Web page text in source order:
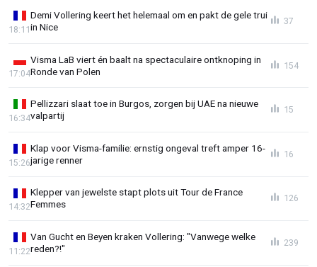
Demi Vollering keert het helemaal om en pakt de gele trui
in Nice
18:11
37
Visma LaB viert én baalt na spectaculaire ontknoping in
Ronde van Polen
17:04
154
Pellizzari slaat toe in Burgos, zorgen bij UAE na nieuwe
valpartij
16:34
15
Klap voor Visma-familie: ernstig ongeval treft amper 16-
jarige renner
15:26
16
Klepper van jewelste stapt plots uit Tour de France
Femmes
14:32
126
Van Gucht en Beyen kraken Vollering: "Vanwege welke
reden?!"
11:22
239